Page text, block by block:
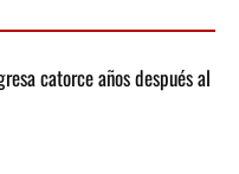
catorce años después al